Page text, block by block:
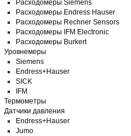
Расходомеры Siemens
Расходомеры Endress Hauser
Расходомеры Rechner Sensors
Расходомеры IFM Electronic
Pасходомеры Burkert
Уровнемеры
Siemens
Endress+Hauser
SICK
IFM
Термометры
Датчики давления
Endress+Hauser
Jumo